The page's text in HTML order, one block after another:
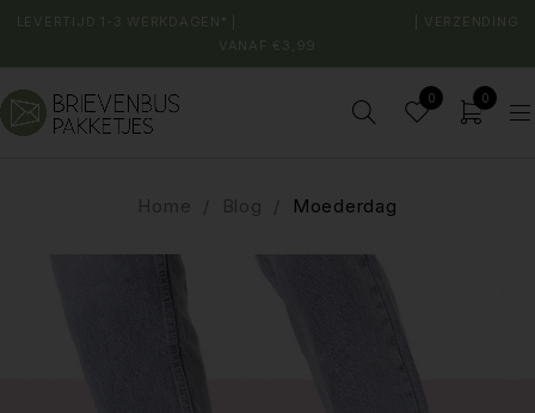
LEVERTIJD 1-3 WERKDAGEN* |
| VERZENDING
VANAF €3,99
0 0
Home / Blog / Moederdag